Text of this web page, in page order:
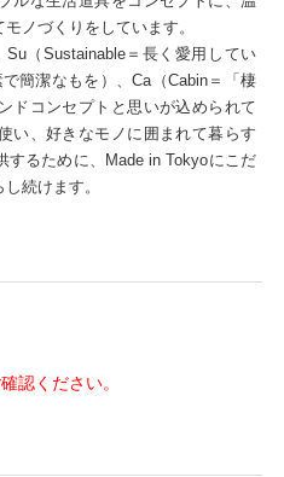
ノづくりをしています。
Su（Sustainable＝長く愛用してい
簡潔なもを）、Ca（Cabin＝「棲
ドコンセプトと思いが込められて
い、好きなモノに囲まれて暮らす
するために、Made in Tokyoにこだ
続けます。
認ください。